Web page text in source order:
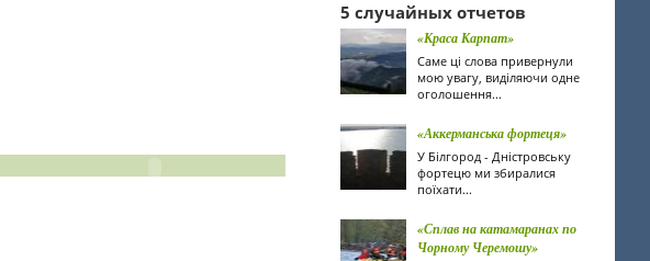
5 случайных отчетов
«Краса Карпат»
Саме ці слова привернули
мою увагу, виділяючи одне
оголошення...
«Аккерманська фортеця»
У Білгород - Дністровську
фортецю ми збиралися
поїхати...
«Сплав на катамаранах по
Чорному Черемошу»